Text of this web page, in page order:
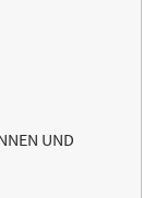
UND